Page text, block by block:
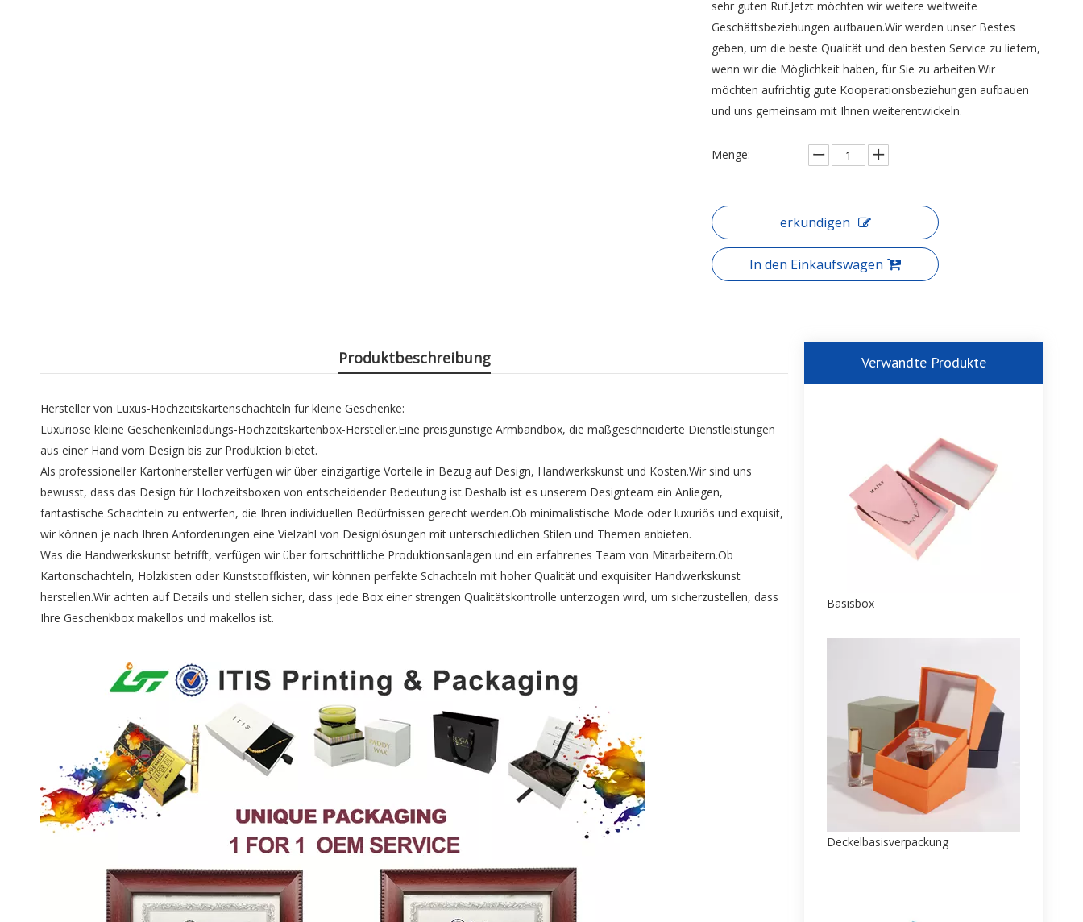
sehr guten Ruf.Jetzt möchten wir weitere weltweite
Geschäftsbeziehungen aufbauen.Wir werden unser Bestes
geben, um die beste Qualität und den besten Service zu liefern,
wenn wir die Möglichkeit haben, für Sie zu arbeiten.Wir
möchten aufrichtig gute Kooperationsbeziehungen aufbauen
und uns gemeinsam mit Ihnen weiterentwickeln.
Menge:
erkundigen
In den Einkaufswagen
Produktbeschreibung
Hersteller von Luxus-Hochzeitskartenschachteln für kleine Geschenke:
Luxuriöse kleine Geschenkeinladungs-Hochzeitskartenbox-Hersteller.Eine preisgünstige Armbandbox, die maßgeschneiderte Dienstleistungen
aus einer Hand vom Design bis zur Produktion bietet.
Als professioneller Kartonhersteller verfügen wir über einzigartige Vorteile in Bezug auf Design, Handwerkskunst und Kosten.Wir sind uns
bewusst, dass das Design für Hochzeitsboxen von entscheidender Bedeutung ist.Deshalb ist es unserem Designteam ein Anliegen,
fantastische Schachteln zu entwerfen, die Ihren individuellen Bedürfnissen gerecht werden.Ob minimalistische Mode oder luxuriös und exquisit,
wir können je nach Ihren Anforderungen eine Vielzahl von Designlösungen mit unterschiedlichen Stilen und Themen anbieten.
Was die Handwerkskunst betrifft, verfügen wir über fortschrittliche Produktionsanlagen und ein erfahrenes Team von Mitarbeitern.Ob
Kartonschachteln, Holzkisten oder Kunststoffkisten, wir können perfekte Schachteln mit hoher Qualität und exquisiter Handwerkskunst
herstellen.Wir achten auf Details und stellen sicher, dass jede Box einer strengen Qualitätskontrolle unterzogen wird, um sicherzustellen, dass
Ihre Geschenkbox makellos und makellos ist.
Verwandte Produkte
Basisbox
Deckelbasisverpackung